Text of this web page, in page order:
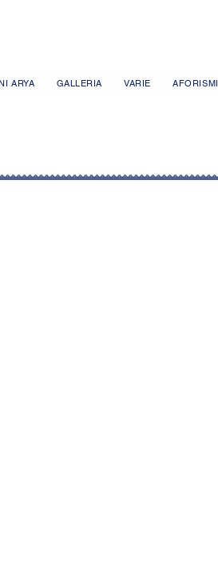
ARYA GALLERIA VARIE AFORISMI